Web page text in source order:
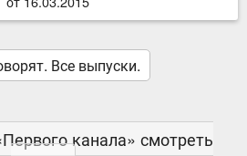
Все выпуски.
канала» смотреть